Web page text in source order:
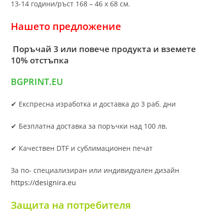
13-14 години/ръст 168 – 46 х 68 см.
Нашето предложение
Поръчай 3 или повече продукта и вземете
10% отстъпка
BGPRINT.EU
✔ Експресна изработка и доставка до 3 раб. дни
✔ Безплатна доставка за поръчки над 100 лв.
✔ Качествен DTF и сублимационен печат
За по- специализиран или индивидуален дизайн
https://designira.eu
Защита на потребителя